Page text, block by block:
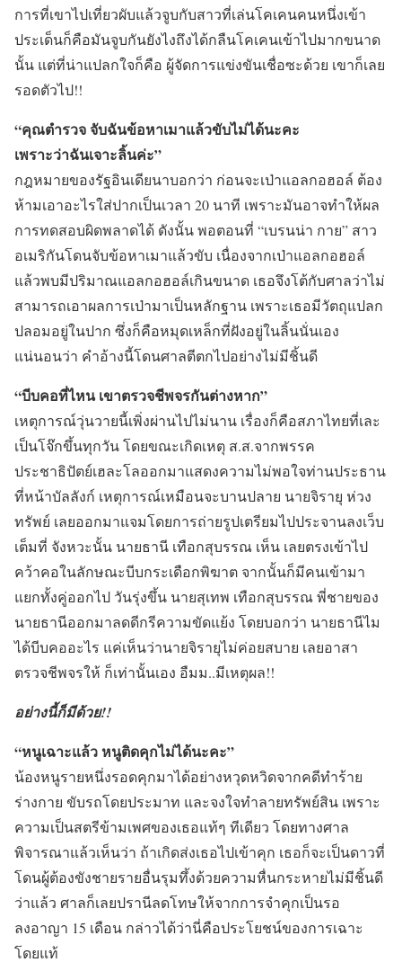
การที่เขาไปเที่ยวผับแล้วจูบกับสาวที่เล่นโคเคนคนหนึ่งเข้า
ประเด็นก็คือมันจูบกันยังไงถึงได้กลืนโคเคนเข้าไปมากขนาด
นั้น แต่ที่น่าแปลกใจก็คือ ผู้จัดการแข่งขันเชื่อซะด้วย เขาก็เลย
รอดตัวไป!!
“คุณตำรวจ จับฉันข้อหาเมาแล้วขับไม่ได้นะคะ
เพราะว่าฉันเจาะลิ้นค่ะ”
กฎหมายของรัฐอินเดียนาบอกว่า ก่อนจะเป่าแอลกอฮอล์ ต้อง
ห้ามเอาอะไรใส่ปากเป็นเวลา 20 นาที เพราะมันอาจทำให้ผล
การทดสอบผิดพลาดได้ ดังนั้น พอตอนที่ “เบรนน่า กาย” สาว
อเมริกันโดนจับข้อหาเมาแล้วขับ เนื่องจากเป่าแอลกอฮอล์
แล้วพบมีปริมาณแอลกอฮอล์เกินขนาด เธอจึงโต้กับศาลว่าไม่
สามารถเอาผลการเป่ามาเป็นหลักฐาน เพราะเธอมีวัตถุแปลก
ปลอมอยู่ในปาก ซึ่งก็คือหมุดเหล็กที่ฝังอยู่ในลิ้นนั่นเอง
แน่นอนว่า คำอ้างนี้โดนศาลตีตกไปอย่างไม่มีชิ้นดี
“บีบคอที่ไหน เขาตรวจชีพจรกันต่างหาก”
เหตุการณ์วุ่นวายนี้เพิ่งผ่านไปไม่นาน เรื่องก็คือสภาไทยที่เละ
เป็นโจ๊กขึ้นทุกวัน โดยขณะเกิดเหตุ ส.ส.จากพรรค
ประชาธิปัตย์เฮละโลออกมาแสดงความไม่พอใจท่านประธาน
ที่หน้าบัลลังก์ เหตุการณ์เหมือนจะบานปลาย นายจิรายุ ห่วง
ทรัพย์ เลยออกมาแจมโดยการถ่ายรูปเตรียมไปประจานลงเว็บ
เต็มที่ จังหวะนั้น นายธานี เทือกสุบรรณ เห็น เลยตรงเข้าไป
คว้าคอในลักษณะบีบกระเดือกพิฆาต จากนั้นก็มีคนเข้ามา
แยกทั้งคู่ออกไป วันรุ่งขึ้น นายสุเทพ เทือกสุบรรณ พี่ชายของ
นายธานีออกมาลดดีกรีความขัดแย้ง โดยบอกว่า นายธานีไม
ได้บีบคออะไร แค่เห็นว่านายจิรายุไม่ค่อยสบาย เลยอาสา
ตรวจชีพจรให้ ก็เท่านั้นเอง อืมม..มีเหตุผล!!
อย่างนี้ก็มีด้วย!!
“หนูเฉาะแล้ว หนูติดคุกไม่ได้นะคะ”
น้องหนูรายหนึ่งรอดคุกมาได้อย่างหวุดหวิดจากคดีทำร้าย
ร่างกาย ขับรถโดยประมาท และจงใจทำลายทรัพย์สิน เพราะ
ความเป็นสตรีข้ามเพศของเธอแท้ๆ ทีเดียว โดยทางศาล
พิจารณาแล้วเห็นว่า ถ้าเกิดส่งเธอไปเข้าคุก เธอก็จะเป็นดาวที่
โดนผู้ต้องขังชายรายอื่นรุมทึ้งด้วยความหื่นกระหายไม่มีชิ้นดี
ว่าแล้ว ศาลก็เลยปรานีลดโทษให้จากการจำคุกเป็นรอ
ลงอาญา 15 เดือน กล่าวได้ว่านี่คือประโยชน์ของการเฉาะ
โดยแท้